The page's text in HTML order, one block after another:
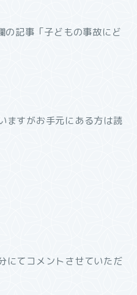
記事「子どもの事故にど
ますがお手元にある方は読
にてコメントさせていただ